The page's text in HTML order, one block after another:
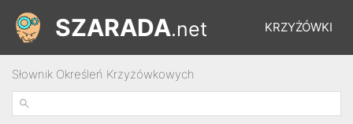
KRZYŻÓWKI
SZARADA.net
Słownik Określeń Krzyżówkowych